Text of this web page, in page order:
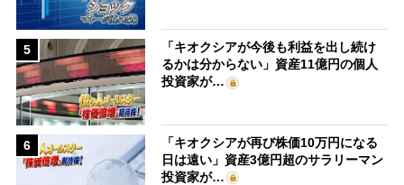
5
「キオクシアが今後も利益を出し続け
るかは分からない」資産11億円の個人
投資家が…
6
「キオクシアが再び株価10万円になる
日は遠い」資産3億円超のサラリーマン
投資家が…